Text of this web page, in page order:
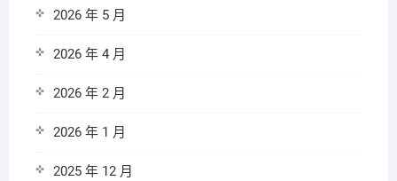
2026 年 5 月
2026 年 4 月
2026 年 2 月
2026 年 1 月
2025 年 12 月